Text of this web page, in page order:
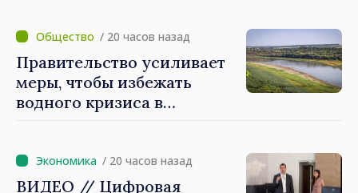
/ 20 часов назад
Правительство усиливает
меры, чтобы избежать
водного кризиса в
/ 20 часов назад
ВИДЕО // Цифровая